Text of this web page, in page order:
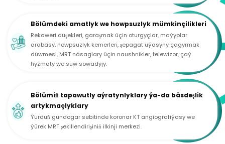
Bölümdeki amatlyk we howpsuzlyk mümkinçilikleri
Rekaweri düşekleri, garaşmak üçin oturgyçlar, maýyplar
arabasy, howpsuzlyk kemerleri, şepagat uýasyny çagyrmak
düwmesi, MRT näsaglary üçin naushnikler, telewizor, çaý
hyzmaty we suw sowadyjy.
Bölümiň tapawutly aýratynlyklary ýa-da bäsdeşlik
artykmaçlyklary
Ýurduň gündogar sebitinde koronar KT angiografiýasy we
ýürek MRT şekillendirişiniň ilkinji merkezi.